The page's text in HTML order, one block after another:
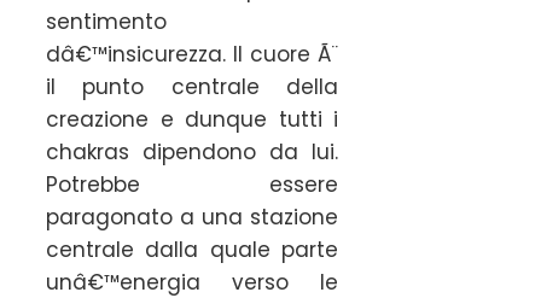
sentimento
dâ€™insicurezza. Il cuore Ã¨
il punto centrale della
creazione e dunque tutti i
chakras dipendono da lui.
Potrebbe essere
paragonato a una stazione
centrale dalla quale parte
unâ€™energia verso le